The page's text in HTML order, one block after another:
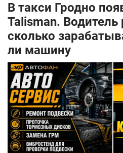
В такси Гродно
Talisman. Водитель
сколько
ли машину